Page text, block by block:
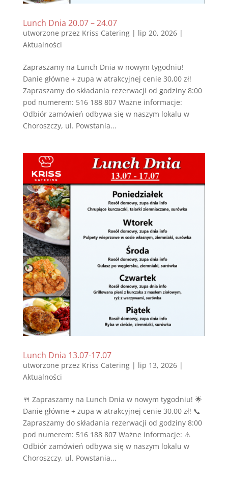
Lunch Dnia 20.07 – 24.07
utworzone przez Kriss Catering| lip 20, 2026|
Aktualności
Zapraszamy na Lunch Dnia w nowym tygodniu!
Danie główne + zupa w atrakcyjnej cenie 30,00 zł!
Zapraszamy do składania rezerwacji od godziny 8:00
pod numerem: 516 188 807 Ważne informacje:
Odbiór zamówień odbywa się w naszym lokalu w
Choroszczy, ul. Powstania...
Lunch Dnia 13.07-17.07
utworzone przez Kriss Catering| lip 13, 2026|
Aktualności
🍴 Zapraszamy na Lunch Dnia w nowym tygodniu! 🌟
Danie główne + zupa w atrakcyjnej cenie 30,00 zł! 📞
Zapraszamy do składania rezerwacji od godziny 8:00
pod numerem: 516 188 807 Ważne informacje: ⚠
Odbiór zamówień odbywa się w naszym lokalu w
Choroszczy, ul. Powstania...